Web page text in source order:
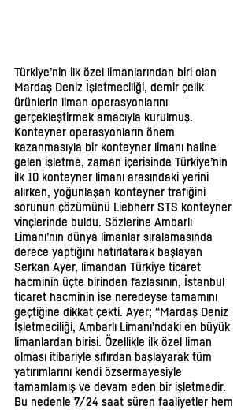
Türkiye’nin ilk özel limanlarından biri olan
Mardaş Deniz İşletmeciliği, demir çelik
ürünlerin liman operasyonlarını
gerçekleştirmek amacıyla kurulmuş.
Konteyner operasyonların önem
kazanmasıyla bir konteyner limanı haline
gelen işletme, zaman içerisinde Türkiye’nin
ilk 10 konteyner limanı arasındaki yerini
alırken, yoğunlaşan konteyner trafiğini
sorunun çözümünü Liebherr STS konteyner
vinçlerinde buldu. Sözlerine Ambarlı
Limanı’nın dünya limanlar sıralamasında
derece yaptığını hatırlatarak başlayan
Serkan Ayer, limandan Türkiye ticaret
hacminin üçte birinden fazlasının, İstanbul
ticaret hacminin ise neredeyse tamamını
geçtiğine dikkat çekti. Ayer; “Mardaş Deniz
İşletmeciliği, Ambarlı Limanı’ndaki en büyük
limanlardan birisi. Özellikle ilk özel liman
olması itibariyle sıfırdan başlayarak tüm
yatırımlarını kendi özsermayesiyle
tamamlamış ve devam eden bir işletmedir.
Bu nedenle 7/24 saat süren faaliyetler hem